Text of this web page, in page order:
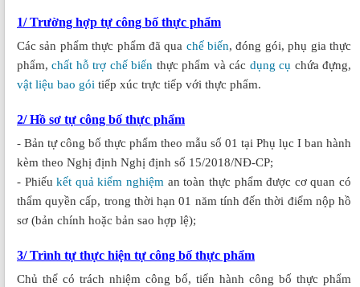
1/ Trường hợp tự công bố thực phẩm
Các sản phẩm thực phẩm đã qua chế biến, đóng gói, phụ gia thực
phẩm,chất hỗ trợ chế biến thực phẩm và các dụng cụ chứa đựng,
vật liệu bao gói tiếp xúc trực tiếp với thực phẩm.
2/ Hồ sơ tự công bố thực phẩm
- Bản tự công bố thực phẩm theo mẫu số 01 tại Phụ lục I ban hành
kèm theo Nghị định Nghị định số 15/2018/NĐ-CP;
- Phiếukết quả kiểm nghiệm an toàn thực phẩm được cơ quan có
thẩm quyền cấp, trong thời hạn 01 năm tính đến thời điểm nộp hồ
sơ (bản chính hoặc bản sao hợp lệ);
3/ Trình tự thực hiện tự công bố thực phẩm
Chủ thể có trách nhiệm công bố, tiến hành công bố thực phẩm